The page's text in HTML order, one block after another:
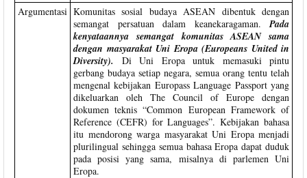
Argumentasi Komunitas sosial budaya ASEAN dibentuk dengan
semangat persatuan dalam keanekaragaman.Pada
kenyataannya semangat komunitas ASEAN sama
dengan masyarakat Uni Eropa (Europeans United in
Diversity).
Di Uni Eropa untuk memasuki pintu
gerbang budaya setiap negara, semua orang tentu telah
mengenal kebijakan Europass Language Passport yang
dikeluarkan oleh The Council of Europe dengan
dokumen teknis “Common European Framework of
Reference (CEFR) for Languages”. Kebijakan bahasa
itu mendorong warga masyarakat Uni Eropa menjadi
plurilingual sehingga semua bahasa Eropa dapat duduk
pada posisi yang sama, misalnya di parlemen Uni
Eropa.